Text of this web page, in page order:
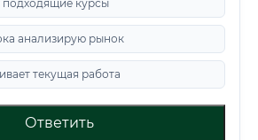
курсы
анализирую рынок
текущая работа
Ответить